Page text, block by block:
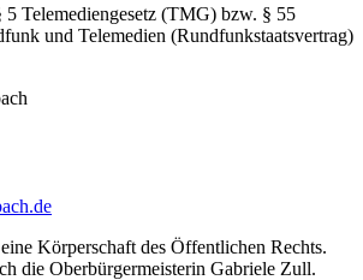
5 Telemediengesetz (TMG) bzw. § 55
und Telemedien (Rundfunkstaatsvertrag)
Körperschaft des Öffentlichen Rechts.
die Oberbürgermeisterin Gabriele Zull.